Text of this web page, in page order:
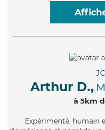
Arthur D.,
à 5km
Expérimenté, humain